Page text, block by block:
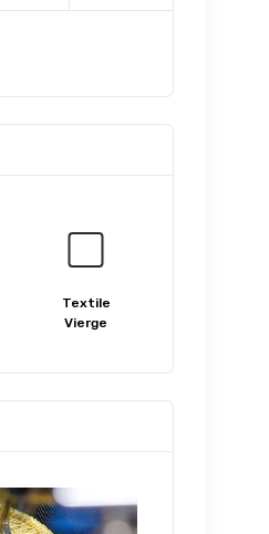
Textile
Vierge